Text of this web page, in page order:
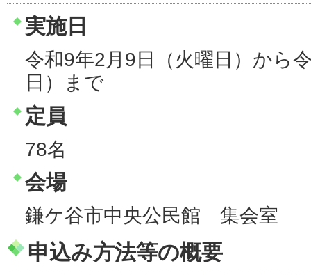
実施日
令和9年2月9日（火曜日）から
日）まで
定員
78名
会場
鎌ケ谷市中央公民館 集会室
申込み方法等の概要